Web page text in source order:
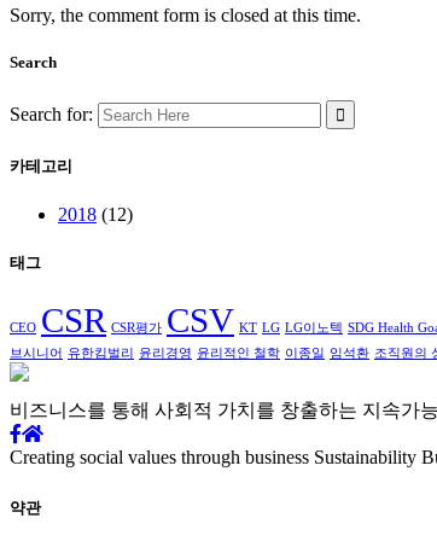
Sorry, the comment form is closed at this time.
Search
Search for:
카테고리
2018 (12)
태그
CEO CSR CSR평가 CSV KT LG LG이노텍 SDG Health
브시니어 유한킴벌리 윤리경영 윤리적인 철학 이종일 임석환 조직원의
비즈니스를 통해 사회적 가치를 창출하는 지속가
Creating social values through business Sustainability
약관